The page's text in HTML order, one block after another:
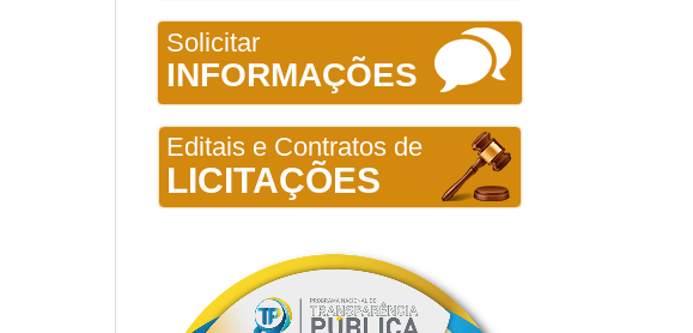
Solicitar
INFORMAÇÕES
Editais e Contratos de
LICITAÇÕES